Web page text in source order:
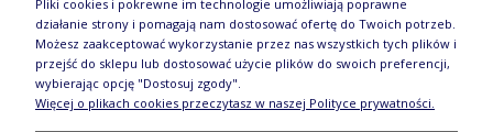
POWIADOM O
DOSTĘPNOŚCI
Pliki cookies i pokrewne im technologie umożliwiają poprawne
działanie strony i pomagają nam dostosować ofertę do Twoich potrzeb.
Możesz zaakceptować wykorzystanie przez nas wszystkich tych plików i
przejść do sklepu lub dostosować użycie plików do swoich preferencji,
wybierając opcję "Dostosuj zgody".
Więcej o plikach cookies przeczytasz w naszej Polityce prywatności.